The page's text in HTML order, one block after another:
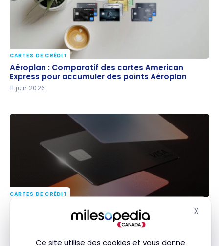
Ce site utilise des cookies et vous donne
X
Aéroplan : Comparatif des cartes American
Express pour accumuler des points Aéroplan
CARTES DE CRÉDIT
Aéroplan : Comparatif des cartes American
Express pour accumuler des points Aéroplan
11 juin 2026
CARTES DE CRÉDIT
Carte de crédit Wealthsimple : avis des 3 cartes